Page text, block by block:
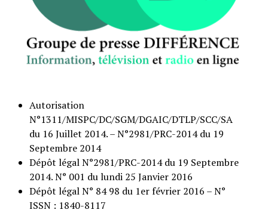
Autorisation
N°1311/MISPC/DC/SGM/DGAIC/DTLP/SCC/SA
du 16 Juillet 2014. – N°2981/PRC-2014 du 19
Septembre 2014
Dépôt légal N°2981/PRC-2014 du 19 Septembre
2014. N° 001 du lundi 25 Janvier 2016
Dépôt légal N° 84 98 du 1er février 2016 – N°
ISSN : 1840-8117